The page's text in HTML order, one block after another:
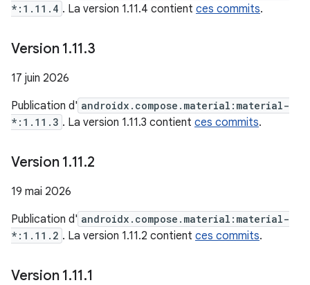
*:1.11.4 . La version 1.11.4 contient ces commits.
Version 1.11.3
17 juin 2026
Publication d' androidx.compose.material:material-
*:1.11.3 . La version 1.11.3 contient ces commits.
Version 1.11.2
19 mai 2026
Publication d' androidx.compose.material:material-
*:1.11.2 . La version 1.11.2 contient ces commits.
Version 1.11.1